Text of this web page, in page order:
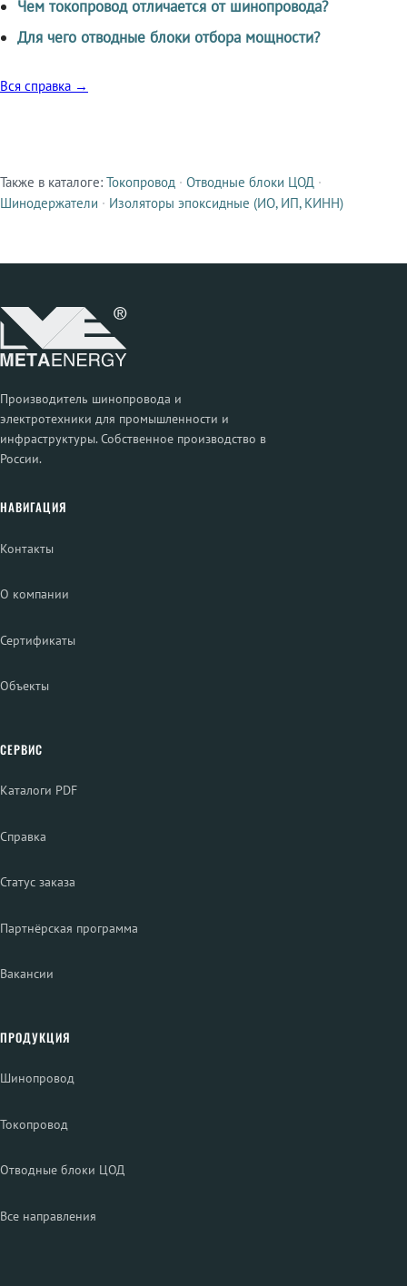
Чем токопровод отличается от шинопровода?
Для чего отводные блоки отбора мощности?
Вся справка →
Смежные продукты
Также в каталоге: Токопровод · Отводные блоки ЦОД ·
Шинодержатели · Изоляторы эпоксидные (ИО, ИП, КИНН)
Производитель шинопровода и
электротехники для промышленности и
инфраструктуры. Собственное производство в
России.
НАВИГАЦИЯ
Контакты
О компании
Сертификаты
Объекты
СЕРВИС
Каталоги PDF
Справка
Статус заказа
Партнёрская программа
Вакансии
ПРОДУКЦИЯ
Шинопровод
Токопровод
Отводные блоки ЦОД
Все направления